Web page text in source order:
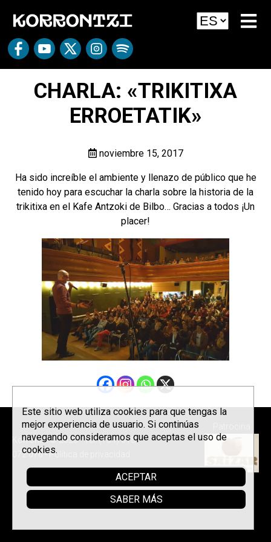
CHARLA: «TRIKITIXA
ERROETATIK»
noviembre 15, 2017
Ha sido increíble el ambiente y llenazo de público que he
tenido hoy para escuchar la charla sobre la historia de la
trikitixa en el Kafe Antzoki de Bilbo… Gracias a todos ¡Un
placer!
Korrontzi © 2026 - Tel. (+34) 618
072 076 -Política de privacidad
Este sitio web utiliza cookies para que tengas la
mejor experiencia de usuario. Si continúas
navegando consideramos que aceptas el uso de
cookies.
ACEPTAR
SABER MÁS